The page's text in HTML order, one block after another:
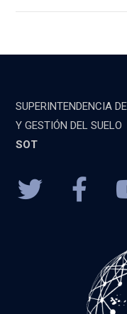
SUPERINTENDENCIA
Y GESTIÓN DEL SUELO
SOT